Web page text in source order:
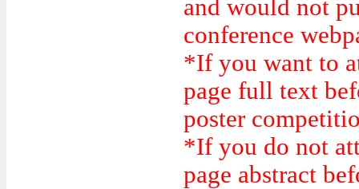
and would not
conference
*If you want to
page full text
poster
*If you do not
page abstract